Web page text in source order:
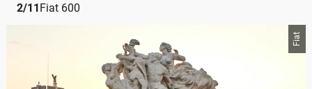
2/11Fiat 600
Fiat